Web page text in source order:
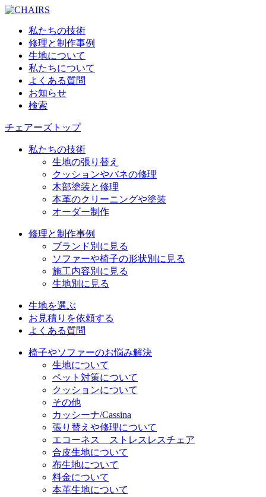
私たちの技術
修理と制作事例
生地について
私たちについて
よくある質問
お知らせ
検索
チェアーズトップ
私たちの技術
生地の張り替え
クッションやバネの修理
木部塗装と修理
本革のクリーニングや塗装
オーダー制作
修理と制作事例
ブランド別に見る
ソファーや椅子の形状別に見る
施工内容別に見る
生地別に見る
生地を選ぶ
お見積りを依頼する
よくある質問
椅子やソファーのお悩み解決
生地について
ペット対策について
クッションについて
その他
カッシーナ/Cassina
張り替えや修理について
エコーネス ストレスレスチェア
合皮生地について
布生地について
料金について
本革生地について